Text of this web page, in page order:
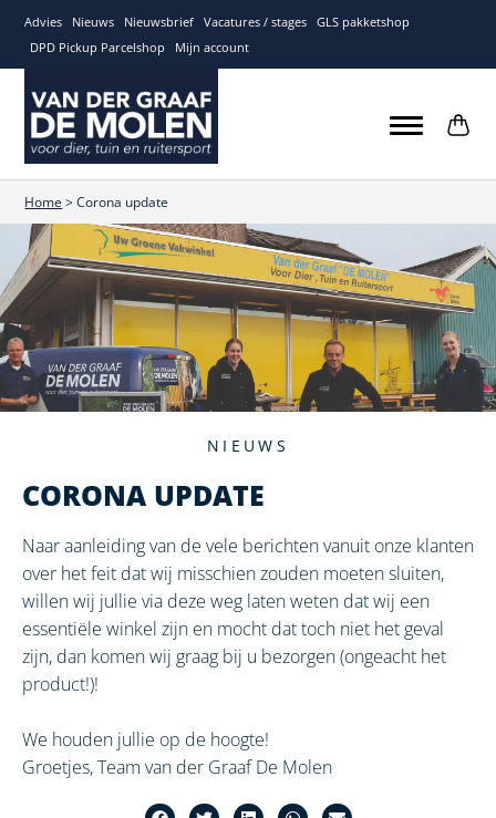
Advies Nieuws Nieuwsbrief Vacatures / stages
GLS pakketshop
DPD Pickup Parcelshop
Mijn account
Home >Corona update
NIEUWS
CORONA UPDATE
Naar aanleiding van de vele berichten vanuit onze klanten
over het feit dat wij misschien zouden moeten sluiten,
willen wij jullie via deze weg laten weten dat wij een
essentiële winkel zijn en mocht dat toch niet het geval
zijn, dan komen wij graag bij u bezorgen (ongeacht het
product!)!
We houden jullie op de hoogte!
Groetjes, Team van der Graaf De Molen